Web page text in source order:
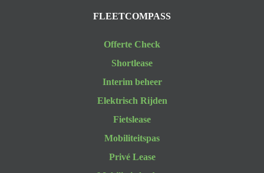
FLEETCOMPASS
Offerte Check
Shortlease
Interim beheer
Elektrisch Rijden
Fietslease
Mobiliteitspas
Privé Lease